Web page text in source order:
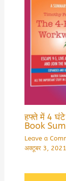
हफ्ते में 4
Book
Leave a
अक्टूबर 3, 2021